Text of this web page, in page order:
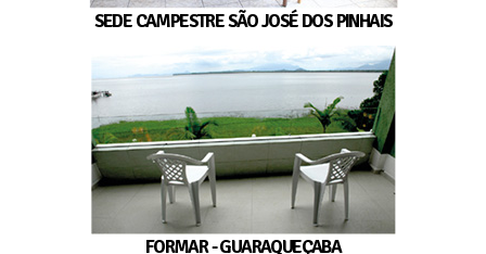
SEDE CAMPESTRE SÃO JOSÉ DOS PINHAIS
FORMAR - GUARAQUEÇABA